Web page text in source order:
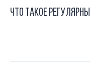
Что такое